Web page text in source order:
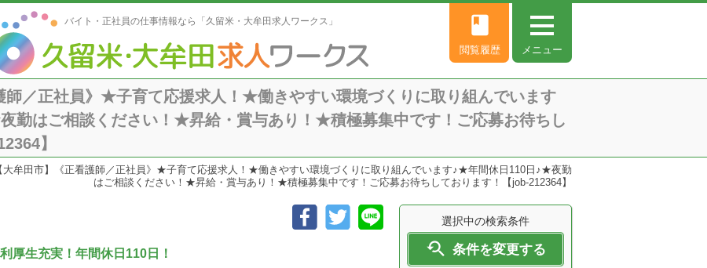
バイト・正社員の仕事情報なら「久留米・大牟田求人ワークス」
メニュー
book
閲覧履歴
師／正社員》★子育て応援求人！★働きやすい環境づくりに取り組んでいます
勤はご相談ください！★昇給・賞与あり！★積極募集中です！ご応募お待ちし
】
大牟田市】《正看護師／正社員》★子育て応援求人！★働きやすい環境づくりに取り組んでいます♪★年間休日110日♪★夜勤
はご相談ください！★昇給・賞与あり！★積極募集中です！ご応募お待ちしております！【job-212364】
選択中の検索条件
 条件を変更する
厚生充実！年間休日110日！